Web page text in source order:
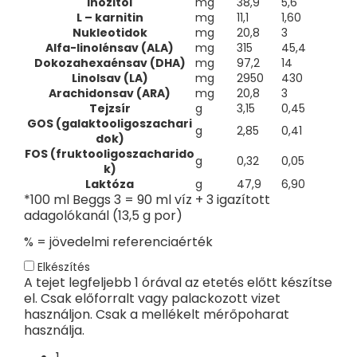
L – karnitin
mg 11,1
1,60
Nukleotidok
mg 20,8
3
Alfa-linolénsav (ALA)
mg 315
45,4
Dokozahexaénsav (DHA)
mg 97,2
14
Linolsav (LA)
mg 2950
430
Arachidonsav (ARA)
mg 20,8
3
Tejzsír
g 3,15
0,45
GOS (galaktooligoszachari
dok)
g 2,85
0,41
FOS (fruktooligoszacharido
k)
g 0,32
0,05
Laktóza
g 47,9 6,90
*100 ml Beggs 3 = 90 ml víz + 3 igazított
adagolókanál (13,5 g por)
% = jövedelmi referenciaérték
Elkészítés
A tejet legfeljebb 1 órával az etetés előtt készítse
el. Csak előforralt vagy palackozott vizet
használjon. Csak a mellékelt mérőpoharat
használja.